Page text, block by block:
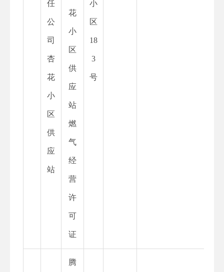
任
公
司
杏
花
小
区
供
应
站
花
小
区
供
应
站
燃
气
经
营
许
可
证
小
区
18
3
号
腾